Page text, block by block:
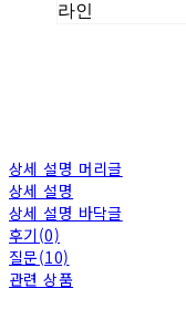
라인
상세 설명 머리글
상세 설명
상세 설명 바닥글
후기(0)
질문(10)
관련 상품